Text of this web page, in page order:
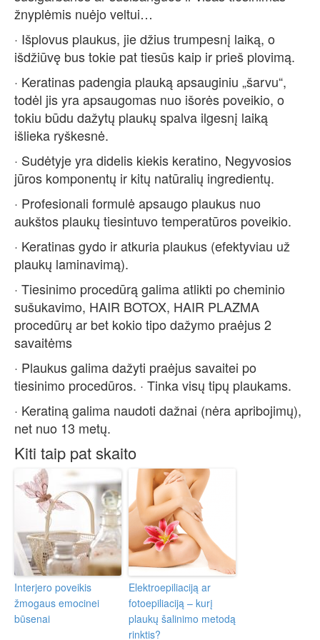
žnyplėmis nuėjo veltui…
· Išplovus plaukus, jie džius trumpesnį laiką, o
išdžiūvę bus tokie pat tiesūs kaip ir prieš plovimą.
· Keratinas padengia plauką apsauginiu „šarvu“,
todėl jis yra apsaugomas nuo išorės poveikio, o
tokiu būdu dažytų plaukų spalva ilgesnį laiką
išlieka ryškesnė.
· Sudėtyje yra didelis kiekis keratino, Negyvosios
jūros komponentų ir kitų natūralių ingredientų.
· Profesionali formulė apsaugo plaukus nuo
aukštos plaukų tiesintuvo temperatūros poveikio.
· Keratinas gydo ir atkuria plaukus (efektyviau už
plaukų laminavimą).
· Tiesinimo procedūrą galima atlikti po cheminio
sušukavimo, HAIR BOTOX, HAIR PLAZMA
procedūrų ar bet kokio tipo dažymo praėjus 2
savaitėms
· Plaukus galima dažyti praėjus savaitei po
tiesinimo procedūros. · Tinka visų tipų plaukams.
· Keratiną galima naudoti dažnai (nėra apribojimų),
net nuo 13 metų.
Kiti taip pat skaito
Interjero poveikis
žmogaus emocinei
būsenai
Elektroepiliaciją ar
fotoepiliaciją – kurį
plaukų šalinimo metodą
rinktis?